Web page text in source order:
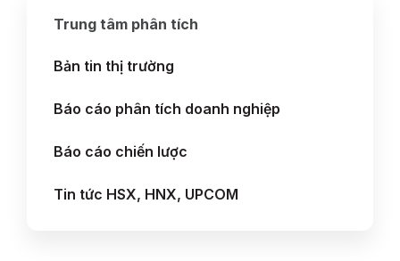
Trung tâm phân tích
Bản tin thị trường
Báo cáo phân tích doanh nghiệp
Báo cáo chiến lược
Tin tức HSX, HNX, UPCOM